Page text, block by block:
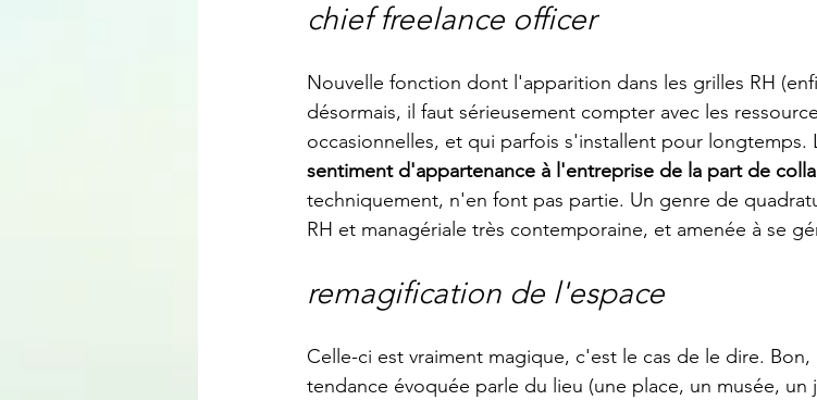
chief freelance officer
Nouvelle fonction dont l'apparition dans les grilles RH
désormais, il faut sérieusement compter avec les
occasionnelles, et qui parfois s'installent pour longtemps.
sentiment d'appartenance à l'entreprise de la part de
techniquement, n'en font pas partie. Un genre de
RH et managériale très contemporaine, et amenée à se
remagification de l'espace
Celle-ci est vraiment magique, c'est le cas de le dire.
tendance évoquée parle du lieu (une place, un musée, un